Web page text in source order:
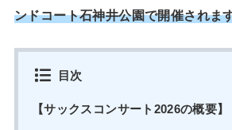
ンドコート石神井公園で開催されま
目次
【サックスコンサート2026の概要】